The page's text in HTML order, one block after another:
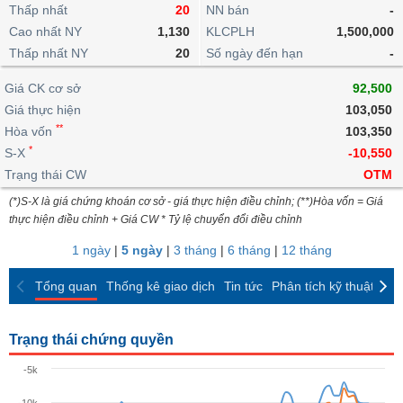
lỗ
dịch
nội
Niên
giám
Tài
liệu
cổ
Định
giá
ngoài
doanh
Top
cổ
phiếu
ngành
giao
dịch
dịch
Chứng
quyền
quan
Thống
giao
dịch
Thống
giao
dịch
Tin
tức
Phân
tích
kỹ
thuật
trực
tuyến
Bộ
lọc
cổ
So
sánh
Báo
cáo
Vĩ
mô
lai
Chứng
quyền
Trái
phiếu
IR
Awards
tạo
Dịch
vụ
Thấp nhất
20
Cao nhất NY
1,130
Thấp nhất NY
20
NN bán
-
KLCPLH
1,500,000
Số ngày đến hạn
-
Giá CK cơ sở
92,500
Giá thực hiện
103,050
Hòa vốn **
103,350
S-X *
-10,550
Trạng thái CW
OTM
(*)S-X là giá chứng khoán cơ sở - giá thực hiện điều chỉnh; (**)Hòa vốn = Giá
thực hiện điều chỉnh + Giá CW * Tỷ lệ chuyển đổi điều chỉnh
1 ngày| 5 ngày| 3 tháng | 6 tháng | 12 tháng
Tổng quan Thống kê giao dịch Tin tức Phân tích kỹ thuật
Trạng thái chứng quyền
-5k
BẤT
ĐỘNG
SẢN
TÀI
CHÍNH
HÀNG
KINH
GIỚI